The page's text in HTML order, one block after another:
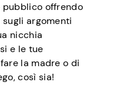
pubblico offrendo
argomenti
nicchia
e le tue
la madre o di
così sia!